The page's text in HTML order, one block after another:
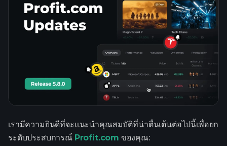
เรามีความยินดีที่จะแนะนำคุณสมบัติที่น่าตื่นเต้นต่อไปนี้เพื่อยก
ระดับประสบการณ์ Profit.com ของคุณ: